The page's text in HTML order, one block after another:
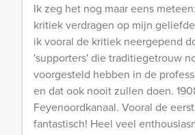
Ik zeg het nog maar eens
kritiek verdragen op mijn
ik vooral de kritiek neergepend
'supporters' die traditiegetrouw
voorgesteld hebben in de
en dat ook nooit zullen doen.
Feyenoordkanaal. Vooral de
fantastisch! Heel veel